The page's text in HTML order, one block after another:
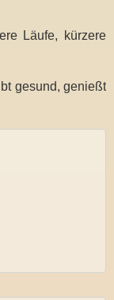
Läufe, kürzere
gesund, genießt